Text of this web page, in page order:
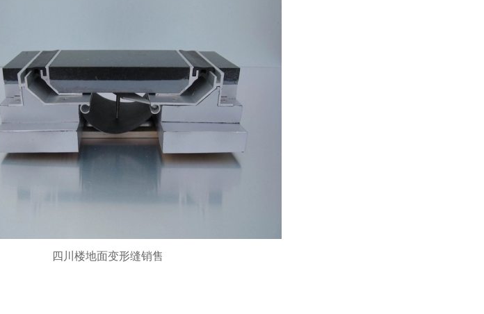
四川外墙变形缝 成都铝合金地面盖板厂家
四川楼地面变形缝销售